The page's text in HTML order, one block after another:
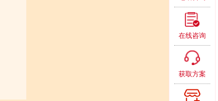
在线咨询
获取方案